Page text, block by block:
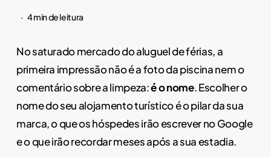
4 min de leitura
No saturado mercado do aluguel de férias, a
primeira impressão não é a foto da piscina nem o
comentário sobre a limpeza:é o nome. Escolher o
nome do seu alojamento turístico é o pilar da sua
marca, o que os hóspedes irão escrever no Google
e o que irão recordar meses após a sua estadia.